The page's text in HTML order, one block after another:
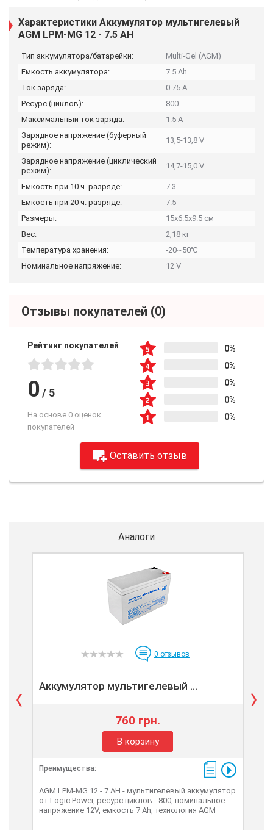
Характеристики Аккумулятор мультигелевый
AGM LPM-MG 12 - 7.5 AH
Тип аккумулятора/батарейки:
Multi-Gel (AGM)
Емкость аккумулятора:
7.5 Ah
Ток заряда:
0.75 А
Ресурс (циклов):
800
Максимальный ток заряда:
1.5 А
Зарядное напряжение (буферный
режим):
13,5-13,8 V
Зарядное напряжение (циклический
режим):
14,7-15,0 V
Емкость при 10 ч. разряде:
7.3
Емкость при 20 ч. разряде:
7.5
Размеры:
15х6.5х9.5 см
Вес:
2,18 кг
Температура хранения:
-20~50℃
Номинальное напряжение:
12 V
Отзывы покупателей (0)
Рейтинг покупателей
0 / 5
На основе 0 оценок
покупателей
0%
0%
0%
0%
0%
Оставить отзыв
Аналоги
0 отзывов
Аккумулятор мультигелевый ...
760 грн.
В корзину
Преимущества:
AGM LPM-MG 12 - 7 AH - мультигелевый аккумулятор
от Logic Power, ресурс циклов - 800, номинальное
напряжение 12V, емкость 7 Ah, технология AGM